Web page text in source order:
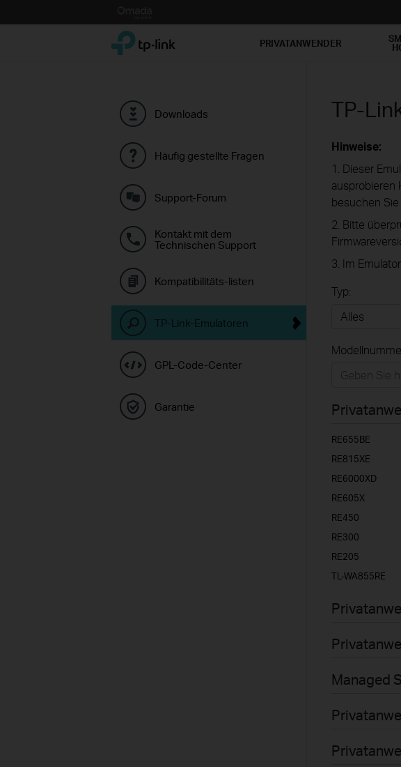
to
TP-Link, Reliably Smart PRIVATANWENDER
Downloads
Häufig gestellte Fragen
Support-Forum
Kontakt mit dem
Technischen Support
Kompatibilitäts-listen
TP-Link-Emulatoren
GPL-Code-Center
Garantie
TP-
Hinweise:
1. Dieser
ausprobieren
besuchen
2. Bitte
3. Im
Typ:
Service-
RE655BE
RE815XE
RE6000XD
RE605X
RE450
RE300
RE205
TL-WA855RE
Managed